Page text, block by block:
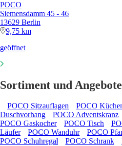
POCO
Siemensdamm 45 - 46
13629 Berlin
9,75 km
geöffnet
Sortiment und
POCO Sitzauflagen POCO
Duschvorhang
POCO Adventskranz
POCO Gaskocher
POCO Tisch
Läufer
POCO Wanduhr POCO
POCO Schuhregal
POCO Schrank